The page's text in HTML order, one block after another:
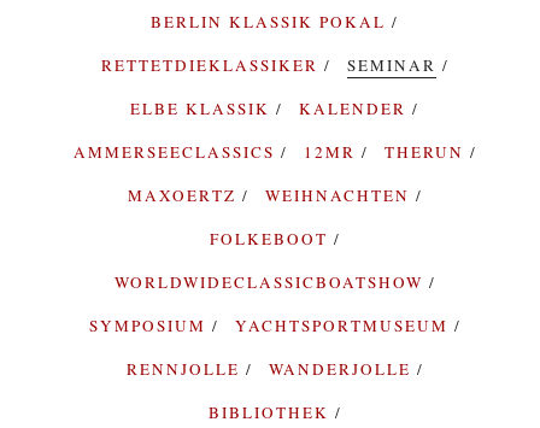
BERLIN KLASSIK POKAL
RETTETDIEKLASSIKER
SEMINAR
ELBE KLASSIK
KALENDER
AMMERSEECLASSICS
12MR
THERUN
MAXOERTZ
WEIHNACHTEN
FOLKEBOOT
WORLDWIDECLASSICBOATSHOW
SYMPOSIUM
YACHTSPORTMUSEUM
RENNJOLLE
WANDERJOLLE
BIBLIOTHEK